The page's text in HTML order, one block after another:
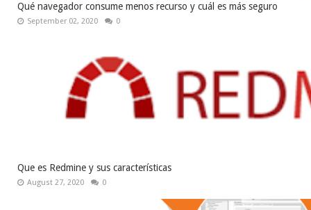
Qué navegador consume menos recurso y cuál es más seguro
September 02, 2020 0
Que es Redmine y sus características
August 27, 2020 0